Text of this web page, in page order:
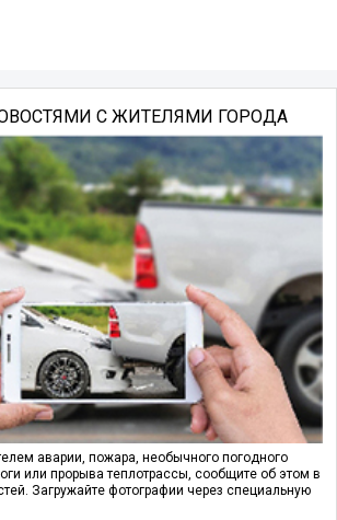
С ЖИТЕЛЯМИ ГОРОДА
аварии, пожара, необычного погодного
или прорыва теплотрассы, сообщите об этом в
Загружайте фотографии через специальную